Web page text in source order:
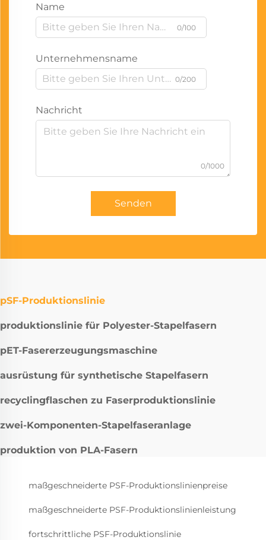
Name
0/100
Unternehmensname
0/200
Nachricht
0/1000
Senden
pSF-Produktionslinie
produktionslinie für Polyester-Stapelfasern
pET-Fasererzeugungsmaschine
ausrüstung für synthetische Stapelfasern
recyclingflaschen zu Faserproduktionslinie
zwei-Komponenten-Stapelfaseranlage
produktion von PLA-Fasern
maßgeschneiderte PSF-Produktionslinienpreise
maßgeschneiderte PSF-Produktionslinienleistung
fortschrittliche PSF-Produktionslinie